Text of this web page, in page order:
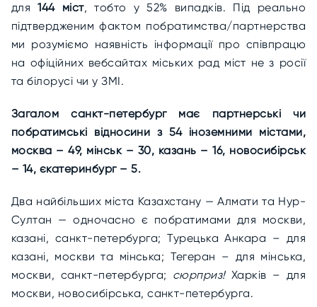
для144 міст, тобто у 52% випадків. Під реально
підтвердженим фактом побратимства/партнерства
ми розуміємо наявність інформації про співпрацю
на офіційних вебсайтах міських рад міст не з росії
та білорусі чи у ЗМІ.
Загалом санкт-петербург має партнерські чи
побратимські відносини з 54 іноземними містами,
москва – 49, мінськ – 30, казань – 16, новосибірськ
– 14, єкатеринбург – 5.
Два найбільших міста Казахстану — Алмати та Нур-
Султан — одночасно є побратимами для москви,
казані, санкт-петербурга; Турецька Анкара – для
казані, москви та мінська; Тегеран – для мінська,
москви, санкт-петербурга; сюрприз!Харків – для
москви, новосибірська, санкт-петербурга.